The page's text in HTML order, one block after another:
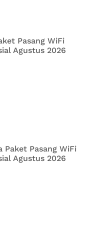
Pasang WiFi
Agustus 2026
Pasang WiFi
Agustus 2026